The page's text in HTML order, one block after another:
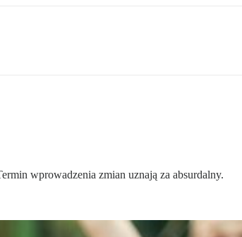
wprowadzenia zmian uznają za absurdalny.